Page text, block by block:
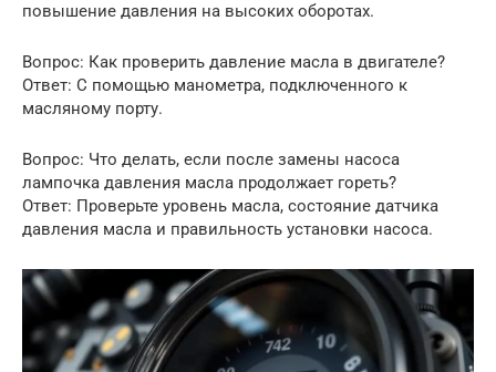
повышение давления на высоких оборотах.
Вопрос: Как проверить давление масла в двигателе?
Ответ: С помощью манометра, подключенного к
масляному порту.
Вопрос: Что делать, если после замены насоса
лампочка давления масла продолжает гореть?
Ответ: Проверьте уровень масла, состояние датчика
давления масла и правильность установки насоса.